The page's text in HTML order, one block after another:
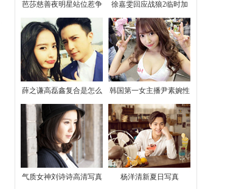
芭莎慈善夜明星站位惹争
议
徐嘉雯回应战狼2临时加
价
薛之谦高磊鑫复合是怎么
回事
韩国第一女主播尹素婉性
感私照
气质女神刘诗诗高清写真 杨洋清新夏日写真